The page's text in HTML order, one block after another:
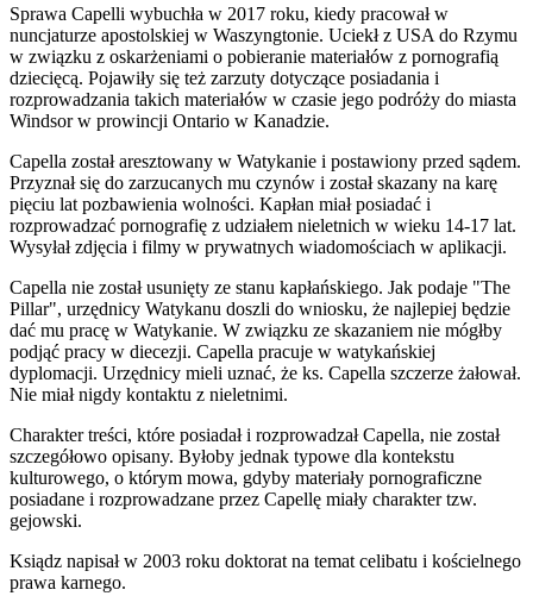
Sprawa Capelli wybuchła w 2017 roku, kiedy pracował w
nuncjaturze apostolskiej w Waszyngtonie. Uciekł z USA do Rzymu
w związku z oskarżeniami o pobieranie materiałów z pornografią
dziecięcą. Pojawiły się też zarzuty dotyczące posiadania i
rozprowadzania takich materiałów w czasie jego podróży do miasta
Windsor w prowincji Ontario w Kanadzie.
Capella został aresztowany w Watykanie i postawiony przed sądem.
Przyznał się do zarzucanych mu czynów i został skazany na karę
pięciu lat pozbawienia wolności. Kapłan miał posiadać i
rozprowadzać pornografię z udziałem nieletnich w wieku 14-17 lat.
Wysyłał zdjęcia i filmy w prywatnych wiadomościach w aplikacji.
Capella nie został usunięty ze stanu kapłańskiego. Jak podaje "The
Pillar", urzędnicy Watykanu doszli do wniosku, że najlepiej będzie
dać mu pracę w Watykanie. W związku ze skazaniem nie mógłby
podjąć pracy w diecezji. Capella pracuje w watykańskiej
dyplomacji. Urzędnicy mieli uznać, że ks. Capella szczerze żałował.
Nie miał nigdy kontaktu z nieletnimi.
Charakter treści, które posiadał i rozprowadzał Capella, nie został
szczegółowo opisany. Byłoby jednak typowe dla kontekstu
kulturowego, o którym mowa, gdyby materiały pornograficzne
posiadane i rozprowadzane przez Capellę miały charakter tzw.
gejowski.
Ksiądz napisał w 2003 roku doktorat na temat celibatu i kościelnego
prawa karnego.